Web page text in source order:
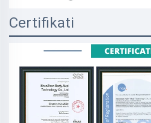
Certifikati